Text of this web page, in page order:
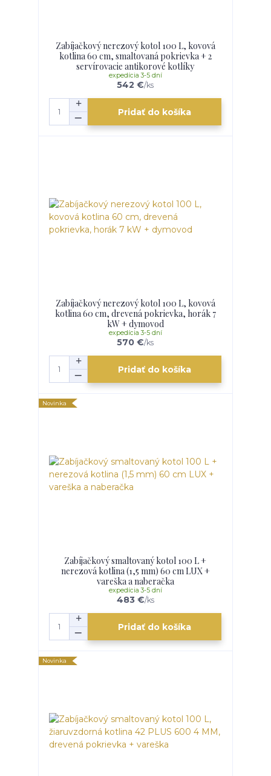
Zabíjačkový nerezový kotol 100 L, kovová
kotlina 60 cm, smaltovaná pokrievka + 2
servírovacie antikorové kotlíky
542 €/ks
expedícia 3-5 dní
Pridať do košíka
Zabíjačkový nerezový kotol 100 L, kovová
kotlina 60 cm, drevená pokrievka, horák 7
kW + dymovod
570 €/ks
expedícia 3-5 dní
Pridať do košíka
Novinka
Zabíjačkový smaltovaný kotol 100 L +
nerezová kotlina (1,5 mm) 60 cm LUX +
vareška a naberačka
483 €/ks
expedícia 3-5 dní
Pridať do košíka
Novinka